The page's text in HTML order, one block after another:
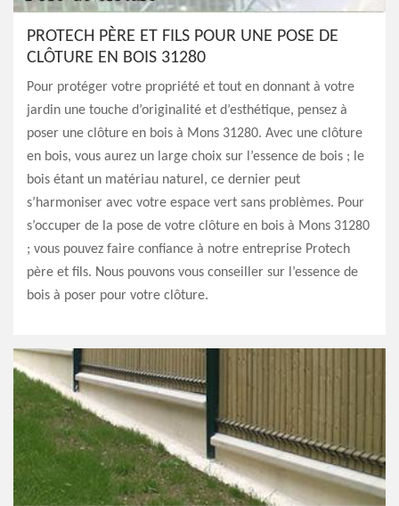
PROTECH PÈRE ET FILS POUR UNE POSE DE
CLÔTURE EN BOIS 31280
Pour protéger votre propriété et tout en donnant à votre
jardin une touche d’originalité et d’esthétique, pensez à
poser une clôture en bois à Mons 31280. Avec une clôture
en bois, vous aurez un large choix sur l’essence de bois ; le
bois étant un matériau naturel, ce dernier peut
s’harmoniser avec votre espace vert sans problèmes. Pour
s’occuper de la pose de votre clôture en bois à Mons 31280
; vous pouvez faire confiance à notre entreprise Protech
père et fils. Nous pouvons vous conseiller sur l’essence de
bois à poser pour votre clôture.